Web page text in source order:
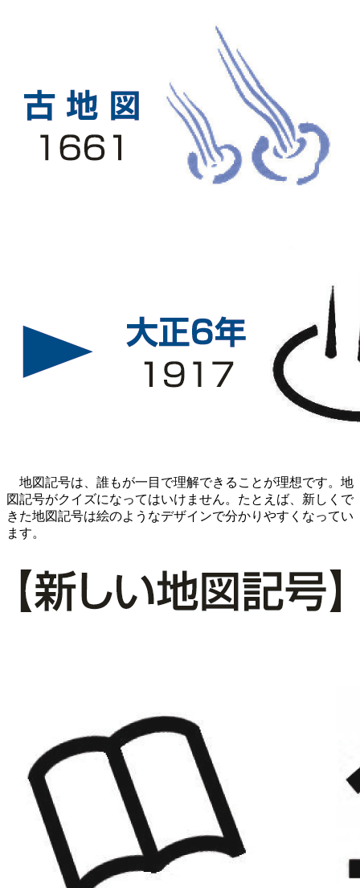
地図記号は、誰もが一目で理解できることが理想です。地
図記号がクイズになってはいけません。たとえば、新しくで
きた地図記号は絵のようなデザインで分かりやすくなってい
ます。